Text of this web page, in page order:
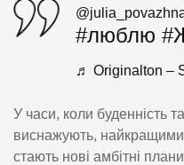
#люблю
♬ Originalton –
У часи, коли буденність
виснажують, найкращими
стають нові амбітні